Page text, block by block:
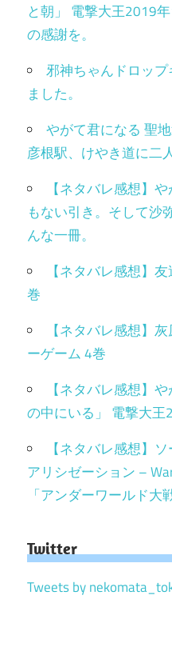
と朝」 電撃大王2019
の感謝を。
邪神ちゃんドロッ
ました。
やがて君になる 聖
彦根駅、けやき道に二
【ネタバレ感想】
もない引き。そして沙
んな一冊。
【ネタバレ感想】
巻
【ネタバレ感想】
ーゲーム 4巻
【ネタバレ感想】
の中にいる」 電撃大
【ネタバレ感想】
アリシゼーション –
「アンダーワールド大
Twitter
Tweets by